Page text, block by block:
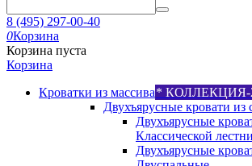
8 (495) 297-00-40
0Корзина
Корзина пуста
Корзина
Кроватки из массива* КОЛЛЕКЦИЯ-
Двухъярусные кровати из
Двухъярусные
Классической
Двухъярусные